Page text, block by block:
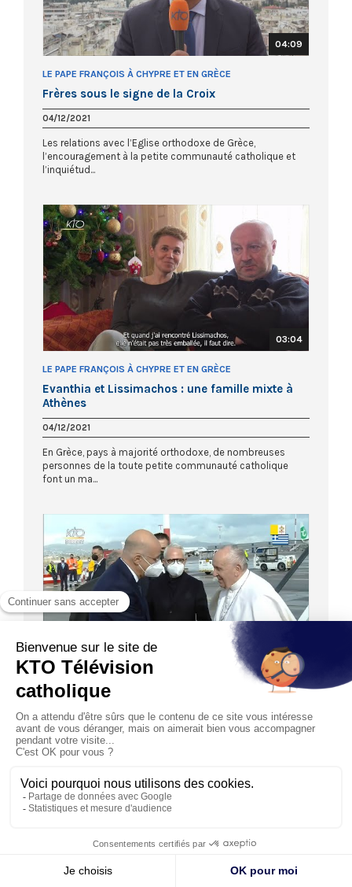
04:09
LE PAPE FRANÇOIS À CHYPRE ET EN GRÈCE
Frères sous le signe de la Croix
04/12/2021
Les relations avec l’Eglise orthodoxe de Grèce,
l’encouragement à la petite communauté catholique et
l’inquiétud...
03:04
LE PAPE FRANÇOIS À CHYPRE ET EN GRÈCE
Evanthia et Lissimachos : une famille mixte à
Athènes
04/12/2021
En Grèce, pays à majorité orthodoxe, de nombreuses
personnes de la toute petite communauté catholique
font un ma...
20:00
Accueil officiel du pape François à Athènes en
Grèce
04/12/2021
Après trois jours à Chypre, le pape François arrive à
Son...